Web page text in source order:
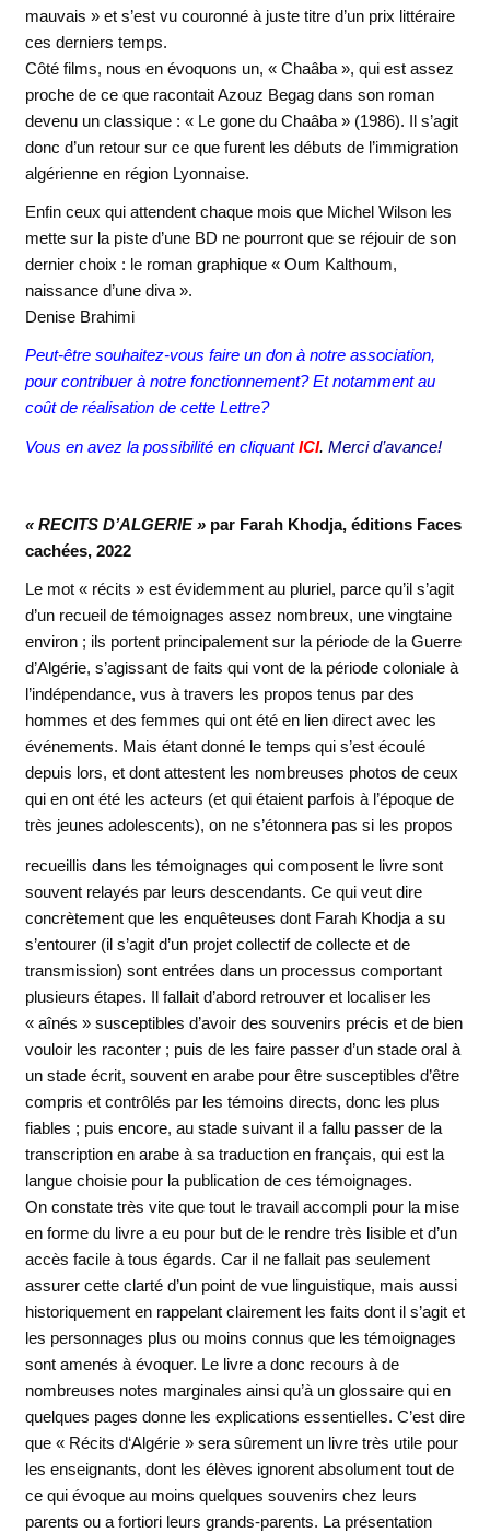
mauvais » et s’est vu couronné à juste titre d’un prix littéraire
ces derniers temps.
Côté films, nous en évoquons un, « Chaâba », qui est assez
proche de ce que racontait Azouz Begag dans son roman
devenu un classique : « Le gone du Chaâba » (1986). Il s’agit
donc d’un retour sur ce que furent les débuts de l’immigration
algérienne en région Lyonnaise.
Enfin ceux qui attendent chaque mois que Michel Wilson les
mette sur la piste d’une BD ne pourront que se réjouir de son
dernier choix : le roman graphique « Oum Kalthoum,
naissance d’une diva ».
Denise Brahimi
Peut-être souhaitez-vous faire un don à notre association,
pour contribuer à notre fonctionnement? Et notamment au
coût de réalisation de cette Lettre?
Vous en avez la possibilité en cliquant ICI. Merci d’avance!
« RECITS D’ALGERIE »par Farah Khodja, éditions Faces
cachées, 2022
Le mot « récits » est évidemment au pluriel, parce qu’il s’agit
d’un recueil de témoignages assez nombreux, une vingtaine
environ ; ils portent principalement sur la période de la Guerre
d’Algérie, s’agissant de faits qui vont de la période coloniale à
l’indépendance, vus à travers les propos tenus par des
hommes et des femmes qui ont été en lien direct avec les
événements. Mais étant donné le temps qui s’est écoulé
depuis lors, et dont attestent les nombreuses photos de ceux
qui en ont été les acteurs (et qui étaient parfois à l’époque de
très jeunes adolescents), on ne s’étonnera pas si les propos
recueillis dans les témoignages qui composent le livre sont
souvent relayés par leurs descendants. Ce qui veut dire
concrètement que les enquêteuses dont Farah Khodja a su
s’entourer (il s’agit d’un projet collectif de collecte et de
transmission) sont entrées dans un processus comportant
plusieurs étapes. Il fallait d’abord retrouver et localiser les
« aînés » susceptibles d’avoir des souvenirs précis et de bien
vouloir les raconter ; puis de les faire passer d’un stade oral à
un stade écrit, souvent en arabe pour être susceptibles d’être
compris et contrôlés par les témoins directs, donc les plus
fiables ; puis encore, au stade suivant il a fallu passer de la
transcription en arabe à sa traduction en français, qui est la
langue choisie pour la publication de ces témoignages.
On constate très vite que tout le travail accompli pour la mise
en forme du livre a eu pour but de le rendre très lisible et d’un
accès facile à tous égards. Car il ne fallait pas seulement
assurer cette clarté d’un point de vue linguistique, mais aussi
historiquement en rappelant clairement les faits dont il s’agit et
les personnages plus ou moins connus que les témoignages
sont amenés à évoquer. Le livre a donc recours à de
nombreuses notes marginales ainsi qu’à un glossaire qui en
quelques pages donne les explications essentielles. C’est dire
que « Récits d‘Algérie » sera sûrement un livre très utile pour
les enseignants, dont les élèves ignorent absolument tout de
ce qui évoque au moins quelques souvenirs chez leurs
parents ou a fortiori leurs grands-parents. La présentation